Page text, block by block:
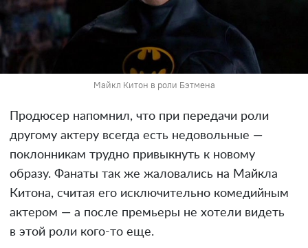
Майкл Китон в роли Бэтмена
Продюсер напомнил, что при передачи роли
другому актеру всегда есть недовольные —
поклонникам трудно привыкнуть к новому
образу. Фанаты так же жаловались на Майкла
Китона, считая его исключительно комедийным
актером — а после премьеры не хотели видеть
в этой роли кого-то еще.